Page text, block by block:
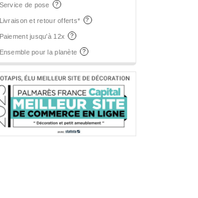
Service de pose
Livraison et retour offerts*
Paiement jusqu'à 12x
Ensemble pour la planète